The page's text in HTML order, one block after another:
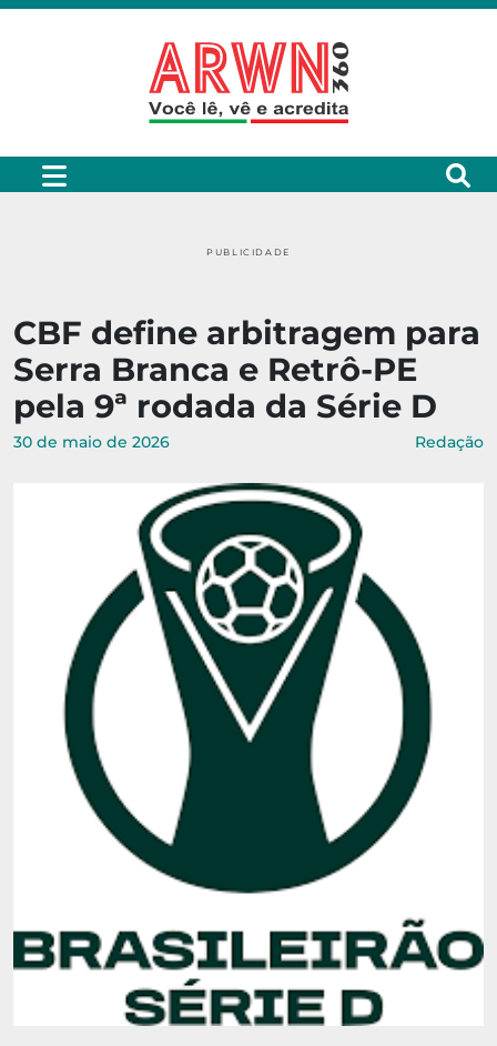
PUBLICIDADE
CBF define arbitragem para
Serra Branca e Retrô-PE
pela 9ª rodada da Série D
30 de maio de 2026 Redação